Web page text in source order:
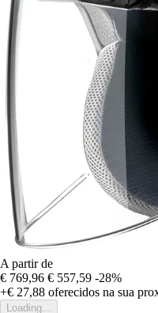
A partir de
€ 769,96 € 557,59 -28%
+€ 27,88 oferecidos na sua
Loading...